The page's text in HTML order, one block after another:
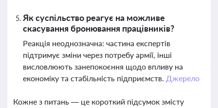
Як суспільство реагує на можливе
скасування бронювання працівників?
Реакція неоднозначна: частина експертів
підтримує зміни через потребу армії, інші
висловлюють занепокоєння щодо впливу на
економіку та стабільність підприємств. Джерело
Кожне з питань — це короткий підсумок змісту